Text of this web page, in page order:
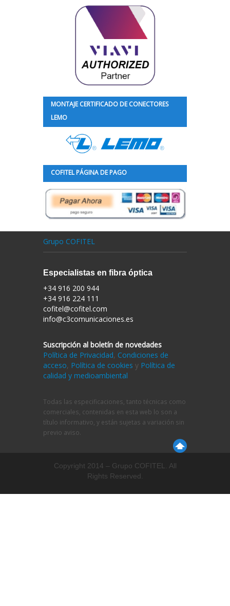
MONTAJE CERTIFICADO DE CONECTORES
LEMO
COFITEL PÁGINA DE PAGO
Grupo COFITEL
Especialistas en fibra óptica
+34 916 200 944
+34 916 224 111
cofitel@cofitel.com
info@c3comunicaciones.es
Suscripción al boletín de novedades
Política de Privacidad, Condiciones de
acceso, Política de cookies y Política de
calidad y medioambiental
Todas las especificaciones, tanto técnicas como
comerciales, contenidas en esta web lo son a
título informativo, y están sujetas a variación sin
previo aviso.
Copyright 2014 – Grupo COFITEL. All
Rights Reserved.